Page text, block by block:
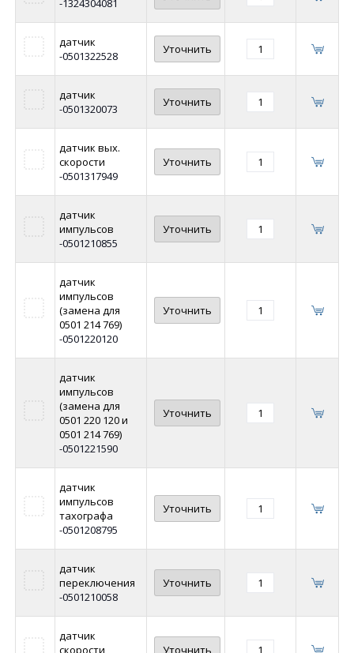
-1324304081
датчик
-0501322528
Уточнить
датчик
-0501320073
Уточнить
датчик вых.
скорости
-0501317949
Уточнить
датчик
импульсов
-0501210855
Уточнить
датчик
импульсов
(замена для
0501 214 769)
-0501220120
Уточнить
датчик
импульсов
(замена для
0501 220 120 и
0501 214 769)
-0501221590
Уточнить
датчик
импульсов
тахографа
-0501208795
Уточнить
датчик
переключения
-0501210058
Уточнить
датчик
скорости
Уточнить